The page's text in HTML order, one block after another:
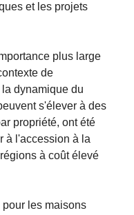
et les projets
plus large
de
dynamique du
s'élever à des
propriété, ont été
à l'accession à la
à coût élevé
les maisons